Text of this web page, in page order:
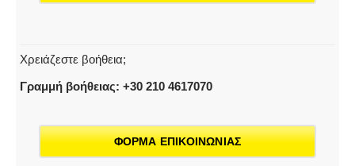
Χρειάζεστε βοήθεια;
Γραμμή βοήθειας: +30 210 4617070
ΦΟΡΜΑ ΕΠΙΚΟΙΝΩΝΙΑΣ